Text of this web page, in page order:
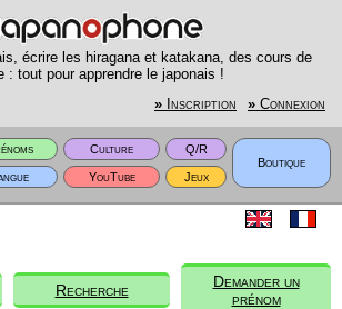
écrire les hiragana et katakana, des cours de
: tout pour apprendre le japonais !
» Inscription » Connexion
Culture
Q/R
Boutique
YouTube Jeux
Recherche
Demander un
prénom